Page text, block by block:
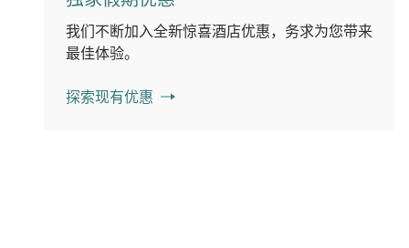
我们不断加入全新惊喜酒店优惠，务求为您带来
最佳体验。
探索现有优惠